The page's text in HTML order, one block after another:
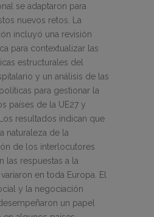
se adaptaron para
nuevos retos. La
incluyó una revisión
para contextualizar las
estructurales del
y un análisis de las
para gestionar la
países de la UE27 y
resultados indican que
naturaleza de la
de los interlocutores
las respuestas a la
en toda Europa. El
y la negociación
un papel